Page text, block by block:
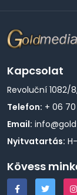
Kapcsolat
Revoluční 1082/
Telefon: + 06 70
Email:
Nyitvatartás:
Kövess